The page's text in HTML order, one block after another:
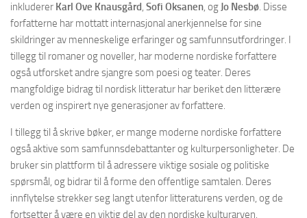
inkluderer Karl Ove Knausgård, Sofi Oksanen, og Jo Nesbø. Disse
forfatterne har mottatt internasjonal anerkjennelse for sine
skildringer av menneskelige erfaringer og samfunnsutfordringer. I
tillegg til romaner og noveller, har moderne nordiske forfattere
også utforsket andre sjangre som poesi og teater. Deres
mangfoldige bidrag til nordisk litteratur har beriket den litterære
verden og inspirert nye generasjoner av forfattere.
I tillegg til å skrive bøker, er mange moderne nordiske forfattere
også aktive som samfunnsdebattanter og kulturpersonligheter. De
bruker sin plattform til å adressere viktige sosiale og politiske
spørsmål, og bidrar til å forme den offentlige samtalen. Deres
innflytelse strekker seg langt utenfor litteraturens verden, og de
fortsetter å være en viktig del av den nordiske kulturarven.